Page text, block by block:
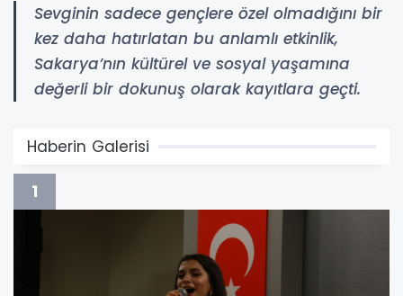
Sevginin sadece gençlere özel olmadığını bir
kez daha hatırlatan bu anlamlı etkinlik,
Sakarya’nın kültürel ve sosyal yaşamına
değerli bir dokunuş olarak kayıtlara geçti.
Haberin Galerisi
1